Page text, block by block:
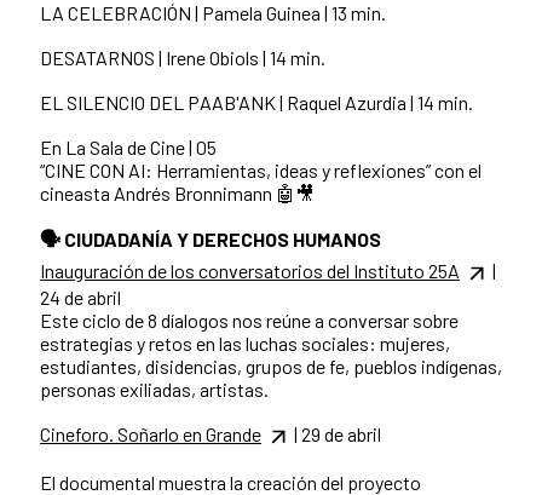
LA CELEBRACIÓN | Pamela Guinea | 13 min.
DESATARNOS | Irene Obiols | 14 min.
EL SILENCIO DEL PAAB'ANK | Raquel Azurdia | 14 min.
En La Sala de Cine | 05
“CINE CON AI: Herramientas, ideas y reflexiones” con el
cineasta Andrés Bronnimann 🤖🎥
🗣 CIUDADANÍA Y DERECHOS HUMANOS
Inauguración de los conversatorios del Instituto 25A
|
24 de abril
Este ciclo de 8 díalogos nos reúne a conversar sobre
estrategias y retos en las luchas sociales: mujeres,
estudiantes, disidencias, grupos de fe, pueblos indígenas,
personas exiliadas, artistas.
Cineforo. Soñarlo en Grande
| 29 de abril
El documental muestra la creación del proyecto